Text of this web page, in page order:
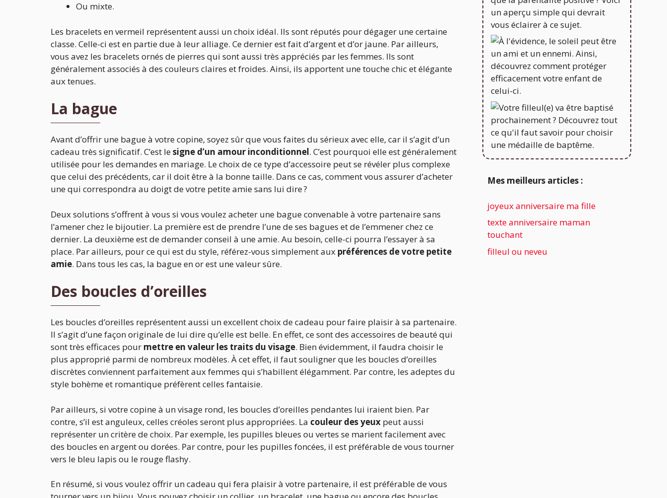
Ou mixte.
Les bracelets en vermeil représentent aussi un choix idéal. Ils sont réputés pour dégager une certaine
classe. Celle-ci est en partie due à leur alliage. Ce dernier est fait d’argent et d’or jaune. Par ailleurs,
vous avez les bracelets ornés de pierres qui sont aussi très appréciés par les femmes. Ils sont
généralement associés à des couleurs claires et froides. Ainsi, ils apportent une touche chic et élégante
aux tenues.
La bague
Avant d’offrir une bague à votre copine, soyez sûr que vous faites du sérieux avec elle, car il s’agit d’un
cadeau très significatif. C’est lesigne d’un amour inconditionnel. C’est pourquoi elle est généralement
utilisée pour les demandes en mariage. Le choix de ce type d’accessoire peut se révéler plus complexe
que celui des précédents, car il doit être à la bonne taille. Dans ce cas, comment vous assurer d’acheter
une qui correspondra au doigt de votre petite amie sans lui dire ?
Deux solutions s’offrent à vous si vous voulez acheter une bague convenable à votre partenaire sans
l’amener chez le bijoutier. La première est de prendre l’une de ses bagues et de l’emmener chez ce
dernier. La deuxième est de demander conseil à une amie. Au besoin, celle-ci pourra l’essayer à sa
place. Par ailleurs, pour ce qui est du style, référez-vous simplement aux préférences de votre petite
amie. Dans tous les cas, la bague en or est une valeur sûre.
Des boucles d’oreilles
Les boucles d’oreilles représentent aussi un excellent choix de cadeau pour faire plaisir à sa partenaire.
Il s’agit d’une façon originale de lui dire qu’elle est belle. En effet, ce sont des accessoires de beauté qui
sont très efficaces pour mettre en valeur les traits du visage. Bien évidemment, il faudra choisir le
plus approprié parmi de nombreux modèles. À cet effet, il faut souligner que les boucles d’oreilles
discrètes conviennent parfaitement aux femmes qui s’habillent élégamment. Par contre, les adeptes du
style bohème et romantique préfèrent celles fantaisie.
Par ailleurs, si votre copine à un visage rond, les boucles d’oreilles pendantes lui iraient bien. Par
contre, s’il est anguleux, celles créoles seront plus appropriées. La couleur des yeux peut aussi
représenter un critère de choix. Par exemple, les pupilles bleues ou vertes se marient facilement avec
des boucles en argent ou dorées. Par contre, pour les pupilles foncées, il est préférable de vous tourner
vers le bleu lapis ou le rouge flashy.
En résumé, si vous voulez offrir un cadeau qui fera plaisir à votre partenaire, il est préférable de vous
Mes meilleurs articles :
joyeux anniversaire ma fille
texte anniversaire maman
touchant
filleul ou neveu